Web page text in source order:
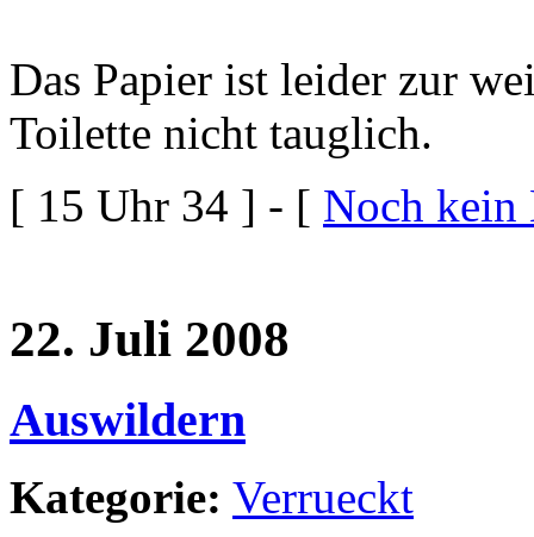
Das Papier ist leider zur
Toilette nicht tauglich.
[ 15 Uhr 34 ] - [ Noch kein
22. Juli 2008
Auswildern
Kategorie: Verrueckt